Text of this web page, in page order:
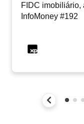
FIDC imobiliário,
InfoMoney #192